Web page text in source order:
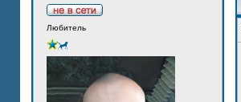
Любитель